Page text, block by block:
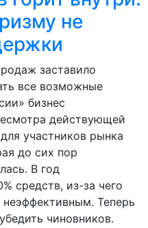
не
заставило
все возможные
бизнес
действующей
участников рынка
до сих пор
В год
средств, из-за чего
Теперь
чиновников.